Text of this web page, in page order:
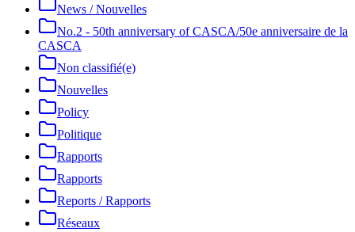
News / Nouvelles
No.2 - 50th anniversary of CASCA/50e anniversaire de la
CASCA
Non classifié(e)
Nouvelles
Policy
Politique
Rapports
Rapports
Reports / Rapports
Réseaux